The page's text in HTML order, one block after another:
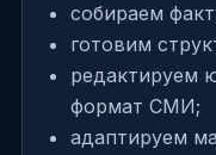
собираем
готовим
редактируем
формат СМИ;
адаптируем